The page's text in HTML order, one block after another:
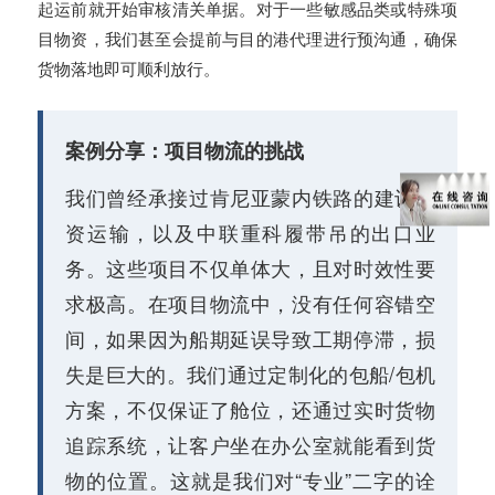
起运前就开始审核清关单据。对于一些敏感品类或特殊项
目物资，我们甚至会提前与目的港代理进行预沟通，确保
货物落地即可顺利放行。
案例分享：项目物流的挑战
我们曾经承接过肯尼亚蒙内铁路的建设物
资运输，以及中联重科履带吊的出口业
务。这些项目不仅单体大，且对时效性要
求极高。在项目物流中，没有任何容错空
间，如果因为船期延误导致工期停滞，损
失是巨大的。我们通过定制化的包船/包机
方案，不仅保证了舱位，还通过实时货物
追踪系统，让客户坐在办公室就能看到货
物的位置。这就是我们对“专业”二字的诠